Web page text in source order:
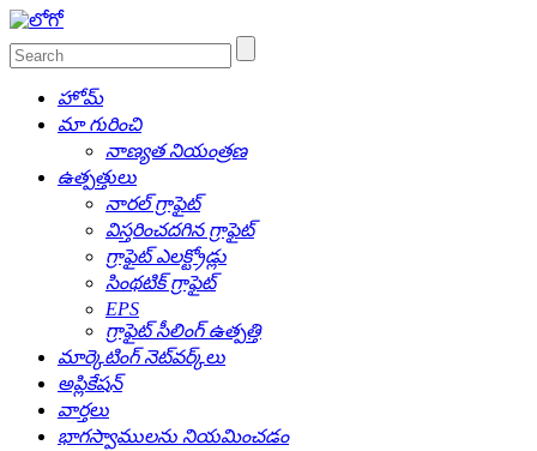
హోమ్
మా గురించి
నాణ్యత నియంత్రణ
ఉత్పత్తులు
నారల్ గ్రాఫైట్
విస్తరించదగిన గ్రాఫైట్
గ్రాఫైట్ ఎలక్ట్రోడ్లు
సింథటిక్ గ్రాఫైట్
EPS
గ్రాఫైట్ సీలింగ్ ఉత్పత్తి
మార్కెటింగ్ నెట్‌వర్క్‌లు
అప్లికేషన్
వార్తలు
భాగస్వాములను నియమించడం